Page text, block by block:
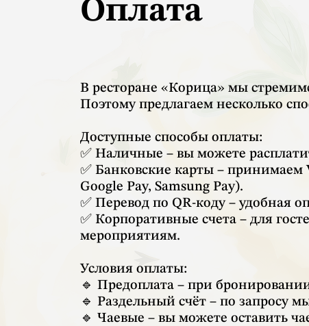
Оплата
В ресторане «Корица» мы
Поэтому предлагаем несколько
Доступные способы оплаты:
✅ Наличные – вы можете
✅ Банковские карты –
Google Pay, Samsung Pay).
✅ Перевод по QR-коду – удобная
✅ Корпоративные счета – для
мероприятиям.
Условия оплаты:
🔹 Предоплата – при
🔹 Раздельный счёт – по запросу
🔹 Чаевые – вы можете оставить